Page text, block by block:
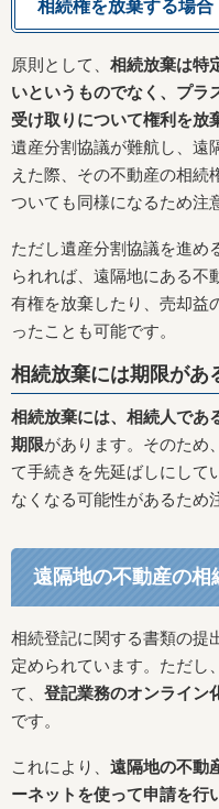
相続権を放棄する場合
原則として、 相続放棄は特
いというものでなく、プラ
受け取りについて権利を放
遺産分割協議が難航し、遠
えた際、その不動産の相続
ついても同様になるため注
ただし遺産分割協議を進め
られれば、遠隔地にある不
有権を放棄したり、売却益
ったことも可能です。
相続放棄には期限があ
相続放棄には、相続人であ
期限があります。そのため
て手続きを先延ばしにして
なくなる可能性があるため
遠隔地の不動産の相
相続登記に関する書類の提
定められています。ただし
て、 登記業務のオンライン
です。
これにより、 遠隔地の不動
ーネットを使って申請を行